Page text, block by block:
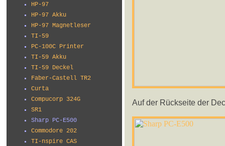
HP-97
HP-97 Akku
HP-97 Magnetleser
TI-59
PC-100C Printer
TI-59 Akku
TI-59 Deckel
Faber-Castell TR2
Curta
Compucorp 324G
SR1
Sharp PC-E500
Commodore 202
TI-nspire CAS
Auf der Rückseite der